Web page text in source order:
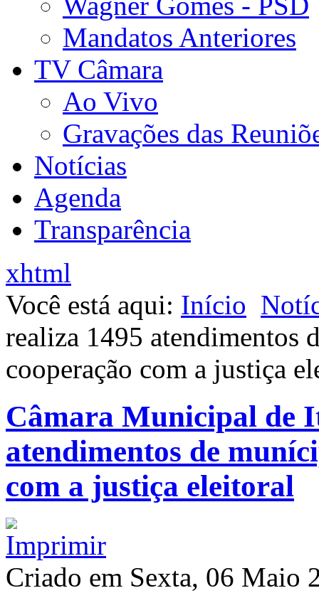
Mandatos Anteriores
TV Câmara
Ao Vivo
Gravações das
Notícias
Agenda
Transparência
xhtml
Você está aqui: Início
realiza 1495 atendimentos
cooperação com a justiça
Câmara Municipal de
atendimentos de
com a justiça eleitoral
Criado em Sexta, 06 Maio